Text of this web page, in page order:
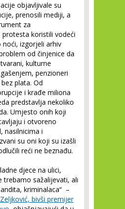
objavljivale su
prenosili mediji, a
za
koristili vodeći
noći, izgorjeli arhiv
od činjenice da
kulturne
penzioneri
plata. Od
i krađe miliona
predstavlja nekoliko
Umjesto onih koji
i otvoreno
nasilnicima i
su oni koji su izašli
reći ne beznađu.
djece na ulici,
trebamo sažalijevati, ali
kriminalaca“ –
bivši premijer